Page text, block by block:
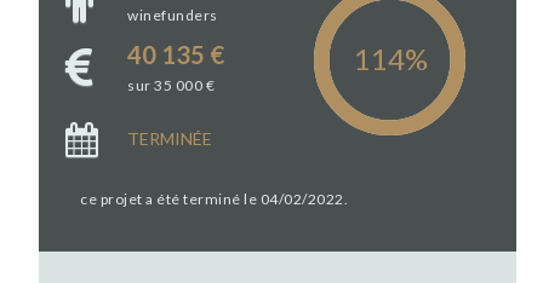
winefunders
40 135 €
sur 35 000 €
TERMINÉE
ce projet a été terminé le 04/02/2022.